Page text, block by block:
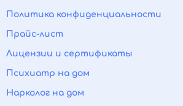
Политика конфиденциальности
Прайс-лист
Лицензии и сертификаты
Психиатр на дом
Нарколог на дом